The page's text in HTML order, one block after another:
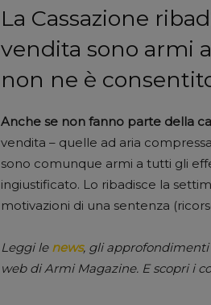
La Cassazione
vendita sono armi
non ne è
Anche se non fanno parte della
vendita – quelle ad aria
sono comunque armi a tutti gli
ingiustificato. Lo ribadisce la
motivazioni di una sentenza
Leggi le news, gli approfondimenti
web di Armi Magazine. E scopri i